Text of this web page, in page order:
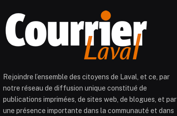
Rejoindre l’ensemble des citoyens de Laval, et ce, par
notre réseau de diffusion unique constitué de
publications imprimées, de sites web, de blogues, et par
une présence importante dans la communauté et dans